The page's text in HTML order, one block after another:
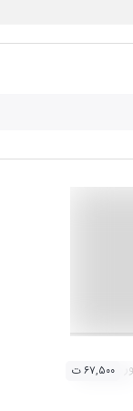
۶۷,۵۰۰ ت